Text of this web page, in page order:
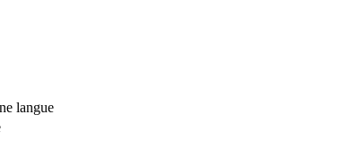
langue